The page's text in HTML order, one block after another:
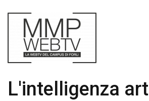
L'intelligenza